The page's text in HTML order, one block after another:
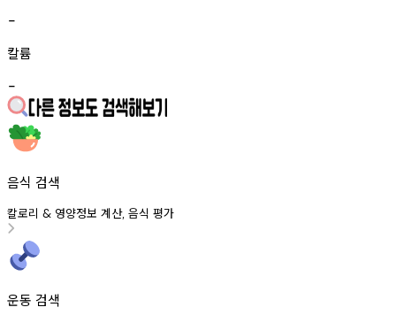
-
칼륨
-
음식 검색
칼로리 & 영양정보 계산, 음식 평가
운동 검색